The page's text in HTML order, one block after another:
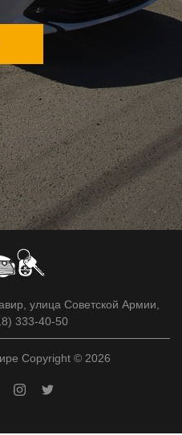
улица Советской Армии,
333-40-50
Copyright © 2026